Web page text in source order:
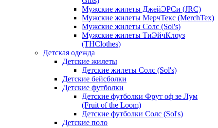
Мужские жилеты ДжейЭРСи (JRC)
Мужские жилеты МерчТекс (MerchTex)
Мужские жилеты Солс (Sol's)
Мужские жилеты ТиЭйчКлоуз
(THClothes)
Детская одежда
Детские жилеты
Детские жилеты Солс (Sol's)
Детские бейсболки
Детские футболки
Детские футболки Фрут оф зе Лум
(Fruit of the Loom)
Детские футболки Солс (Sol's)
Детские поло